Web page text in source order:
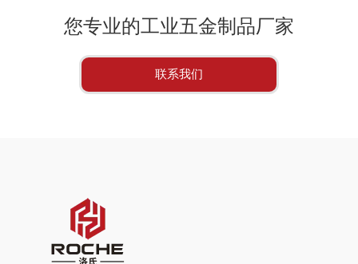
您专业的工业五金制品厂家
联系我们